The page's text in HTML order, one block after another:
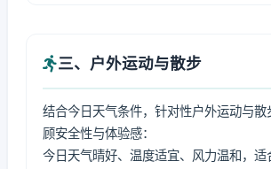
三、户外运动与散步
结合今日天气条件，针对性户外运动与散
顾安全性与体验感：
今日天气晴好、温度适宜、风力温和，适